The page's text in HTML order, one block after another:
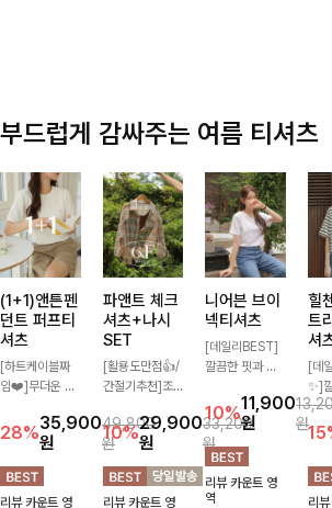
부드럽게 감싸주는 여름 티셔츠
(1+1)앤튼펜
던트 퍼프티
셔츠
[하트케이블짜
임❤️]무더운 여
낭만같은 티셔츠
소재감에서 주는
포인트와 금장으
로 고급스러움도
놓치지 말아요♥
28%35,900
원
49,800
원
리뷰 카운트 영
파앤트 체크
셔츠+나시
SET
[활용도만점👍/
간절기추천]조
색으로 감각적이
면서 단독부터
세트까지 활용도
높게 즐기는 셔
츠+나시 SET!
10%29,900
원
33,200
원
리뷰 카운트 영
니어븐 브이
넥티셔츠
[데일리BEST]
깔끔한 핏과 디
소재로 밋밋함
없이 착용 가능
하며 심플하게
입어도 좋고 레
이어드해서 입어
도 좋은 데일리
10%11,900
원
원
리뷰 카운트 영
역
힐
트
셔
[데
✨]
카라
운
간
패
고
드
리